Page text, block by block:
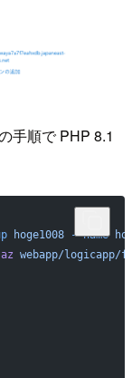
手順で PHP 8.1
hoge1008 --name
az webapp/